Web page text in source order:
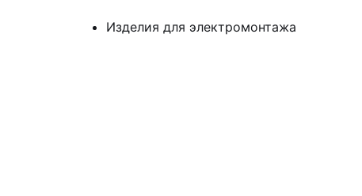
Изделия для электромонтажа